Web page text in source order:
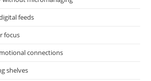
feeds
focus
connections
shelves